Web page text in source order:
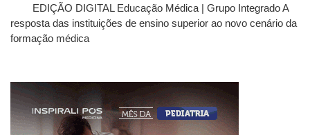
EDIÇÃO DIGITAL Educação Médica | Grupo Integrado A
resposta das instituições de ensino superior ao novo cenário da
formação médica